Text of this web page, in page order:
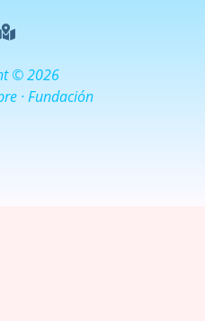
© 2026
· Fundación